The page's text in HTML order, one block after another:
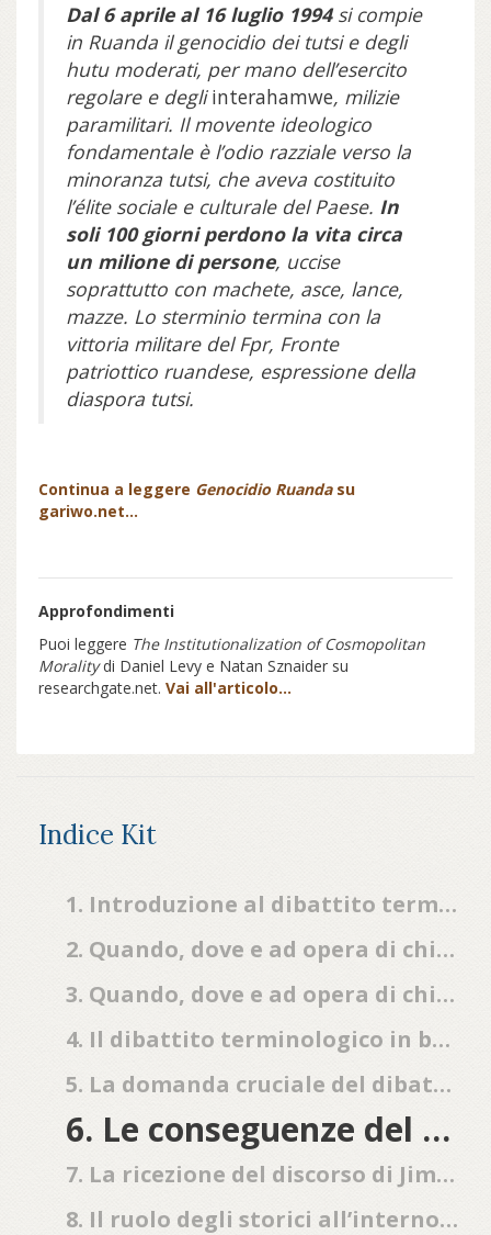
Dal 6 aprile al 16 luglio 1994si compie
in Ruanda il genocidio dei tutsi e degli
hutu moderati, per mano dell’esercito
regolare e degliinterahamwe, milizie
paramilitari. Il movente ideologico
fondamentale è l’odio razziale verso la
minoranza tutsi, che aveva costituito
l’élite sociale e culturale del Paese. In
soli 100 giorni perdono la vita circa
un milione di persone, uccise
soprattutto con machete, asce, lance,
mazze. Lo sterminio termina con la
vittoria militare del Fpr, Fronte
patriottico ruandese, espressione della
diaspora tutsi.
Continua a leggere Genocidio Ruandasu
gariwo.net…
Approfondimenti
Puoi leggere The Institutionalization of Cosmopolitan
Moralitydi Daniel Levy e Natan Sznaider su
researchgate.net. Vai all'articolo...
Indice Kit
1. Introduzione al dibattito terminologico tra olocausto e shoah
2. Quando, dove e ad opera di chi appare per la prima volta il termine shoah
3. Quando, dove e ad opera di chi appare per la prima volta il termine olocausto
4. Il dibattito terminologico in brevis
5. La domanda cruciale del dibattito: a chi appartengono le vittime?
6. Le conseguenze del discorso di Jimmy Carter: degiudeizzazione e unicità della distruzione degli ebrei
7. La ricezione del discorso di Jimmy Carter nel campo degli studiosi
8. Il ruolo degli storici all’interno del dibattito terminologico